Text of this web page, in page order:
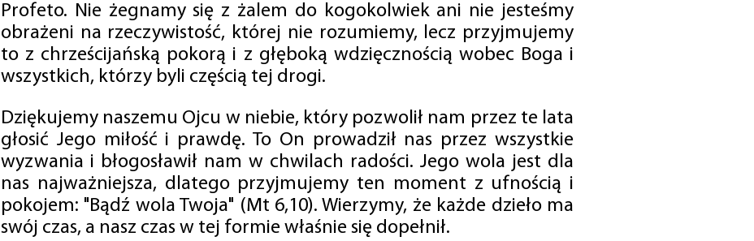
Profeto. Nie żegnamy się z żalem do kogokolwiek ani nie jesteśmy
obrażeni na rzeczywistość, której nie rozumiemy, lecz przyjmujemy
to z chrześcijańską pokorą i z głęboką wdzięcznością wobec Boga i
wszystkich, którzy byli częścią tej drogi.
Dziękujemy naszemu Ojcu w niebie, który pozwolił nam przez te lata
głosić Jego miłość i prawdę. To On prowadził nas przez wszystkie
wyzwania i błogosławił nam w chwilach radości. Jego wola jest dla
nas najważniejsza, dlatego przyjmujemy ten moment z ufnością i
pokojem: "Bądź wola Twoja" (Mt 6,10). Wierzymy, że każde dzieło ma
swój czas, a nasz czas w tej formie właśnie się dopełnił.